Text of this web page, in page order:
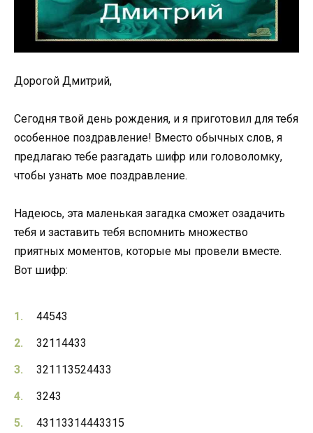
Дорогой Дмитрий,
Сегодня твой день рождения, и я приготовил для тебя
особенное поздравление! Вместо обычных слов, я
предлагаю тебе разгадать шифр или головоломку,
чтобы узнать мое поздравление.
Надеюсь, эта маленькая загадка сможет озадачить
тебя и заставить тебя вспомнить множество
приятных моментов, которые мы провели вместе.
Вот шифр:
44543
32114433
321113524433
3243
43113314443315